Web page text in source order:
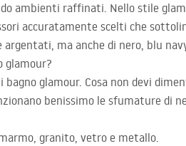
ambienti raffinati. Nello stile
accuratamente scelti che
ma anche di nero, blu
glamour?
glamour. Cosa non devi
benissimo le sfumature di
granito, vetro e metallo.